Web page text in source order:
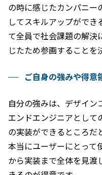
の時に感じたカンパニー
してスキルアップができ
て全員で社会課題の解決
じたため参画することを
ご自身の強みや得意
自分の強みは、デザイン
エンドエンジニアとして
の実装ができるところだ
本当にユーザーにとって
から実装まで全体を見渡